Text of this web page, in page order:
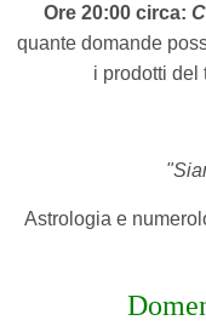
Ore 20:00 circa:
quante domande
i prodotti del
Astrologia e